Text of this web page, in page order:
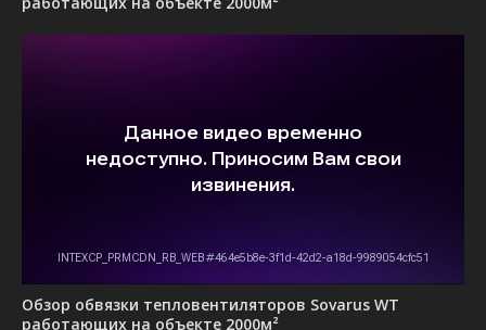
Обзор обвязки тепловентиляторов Sovarus WT
работающих на объекте 2000м²